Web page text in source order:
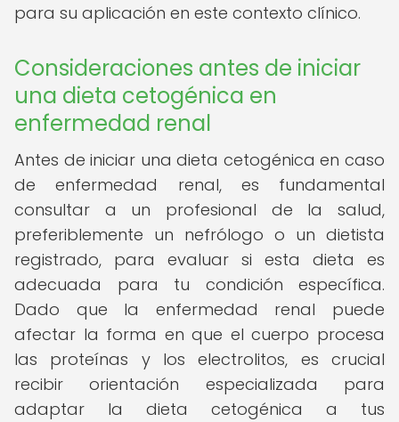
para su aplicación en este contexto clínico.
Consideraciones antes de iniciar
una dieta cetogénica en
enfermedad renal
Antes de iniciar una dieta cetogénica en caso
de enfermedad renal, es fundamental
consultar a un profesional de la salud,
preferiblemente un nefrólogo o un dietista
registrado, para evaluar si esta dieta es
adecuada para tu condición específica.
Dado que la enfermedad renal puede
afectar la forma en que el cuerpo procesa
las proteínas y los electrolitos, es crucial
recibir orientación especializada para
adaptar la dieta cetogénica a tus